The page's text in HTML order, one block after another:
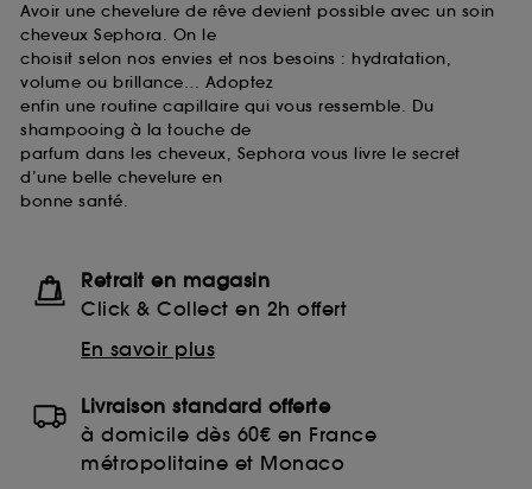
Avoir une chevelure de rêve devient possible avec un soin
cheveux Sephora. On le
choisit selon nos envies et nos besoins : hydratation,
volume ou brillance… Adoptez
enfin une routine capillaire qui vous ressemble. Du
shampooing à la touche de
parfum dans les cheveux, Sephora vous livre le secret
d’une belle chevelure en
bonne santé.
Retrait en magasin
Click & Collect en 2h offert
En savoir plus
Livraison standard offerte
à domicile dès 60€ en France
métropolitaine et Monaco